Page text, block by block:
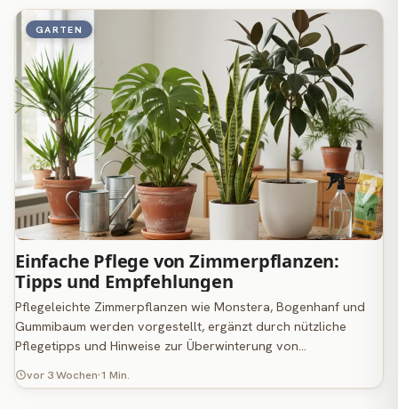
GARTEN
Einfache Pflege von Zimmerpflanzen:
Tipps und Empfehlungen
Pflegeleichte Zimmerpflanzen wie Monstera, Bogenhanf und
Gummibaum werden vorgestellt, ergänzt durch nützliche
Pflegetipps und Hinweise zur Überwinterung von…
vor 3 Wochen 1 Min.